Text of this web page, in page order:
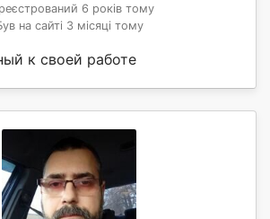
6 років тому
на сайті 3 місяці тому
к своей работе